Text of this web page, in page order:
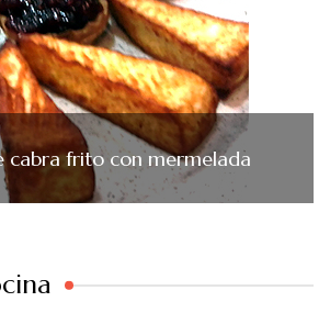
cabra frito con mermelada